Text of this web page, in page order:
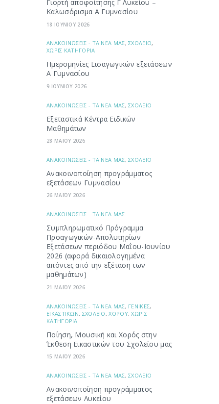
Γιορτή αποφοίτησης Γ Λυκείου –
Καλωσόρισμα Α Γυμνασίου
18 ΙΟΥΝΙΟΥ 2026
ΑΝΑΚΟΙΝΩΣΕΙΣ - ΤΑ ΝΕΑ ΜΑΣ,ΣΧΟΛΕΙΟ,
ΧΩΡΙΣ ΚΑΤΗΓΟΡΙΑ
Ημερομηνίες Εισαγωγικών εξετάσεων
Α Γυμνασίου
9 ΙΟΥΝΙΟΥ 2026
ΑΝΑΚΟΙΝΩΣΕΙΣ - ΤΑ ΝΕΑ ΜΑΣ,ΣΧΟΛΕΙΟ
Εξεταστικά Κέντρα Ειδικών
Μαθημάτων
28 ΜΑΪΟΥ 2026
ΑΝΑΚΟΙΝΩΣΕΙΣ - ΤΑ ΝΕΑ ΜΑΣ,ΣΧΟΛΕΙΟ
Ανακοινοποίηση προγράμματος
εξετάσεων Γυμνασίου
26 ΜΑΪΟΥ 2026
ΑΝΑΚΟΙΝΩΣΕΙΣ - ΤΑ ΝΕΑ ΜΑΣ
Συμπληρωματικό Πρόγραμμα
Προαγωγικών-Απολυτηρίων
Εξετάσεων περιόδου Μαΐου-Ιουνίου
2026 (αφορά δικαιολογημένα
απόντες από την εξέταση των
μαθημάτων)
21 ΜΑΪΟΥ 2026
ΑΝΑΚΟΙΝΩΣΕΙΣ - ΤΑ ΝΕΑ ΜΑΣ, ΓΕΝΙΚΕΣ,
ΕΙΚΑΣΤΙΚΩΝ, ΣΧΟΛΕΙΟ ,ΧΟΡΟΥ,ΧΩΡΙΣ
ΚΑΤΗΓΟΡΙΑ
Ποίηση, Μουσική και Χορός στην
Έκθεση Εικαστικών του Σχολείου μας
15 ΜΑΪΟΥ 2026
ΑΝΑΚΟΙΝΩΣΕΙΣ - ΤΑ ΝΕΑ ΜΑΣ,ΣΧΟΛΕΙΟ
Ανακοινοποίηση προγράμματος
εξετάσεων Λυκείου